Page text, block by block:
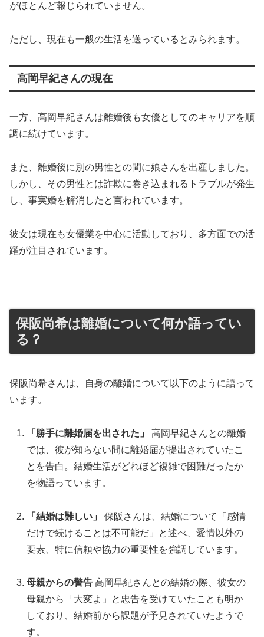
がほとんど報じられていません。
ただし、現在も一般の生活を送っているとみられます。
高岡早紀さんの現在
一方、高岡早紀さんは離婚後も女優としてのキャリアを順
調に続けています。
また、離婚後に別の男性との間に娘さんを出産しました。
しかし、その男性とは詐欺に巻き込まれるトラブルが発生
し、事実婚を解消したと言われています。
彼女は現在も女優業を中心に活動しており、多方面での活
躍が注目されています。
保阪尚希は離婚について何か語ってい
る？
保阪尚希さんは、自身の離婚について以下のように語って
います。
「勝手に離婚届を出された」
高岡早紀さんとの離婚
では、彼が知らない間に離婚届が提出されていたこ
とを告白。結婚生活がどれほど複雑で困難だったか
を物語っています。
「結婚は難しい」
保阪さんは、結婚について「感情
だけで続けることは不可能だ」と述べ、愛情以外の
要素、特に信頼や協力の重要性を強調しています。
母親からの警告 高岡早紀さんとの結婚の際、彼女の
母親から「大変よ」と忠告を受けていたことも明か
しており、結婚前から課題が予見されていたようで
す。